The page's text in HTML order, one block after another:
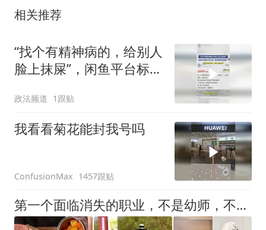
相关推荐
“找个有精神病的，给别人
脸上抹屎”，闲鱼平台标价
会下架
政法频道 1跟贴
我看看菊花能封我号吗
ConfusionMax 1457跟贴
第一个面临消失的职业，不是幼师，不是快递员，而是这三种工作？